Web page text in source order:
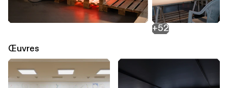
+52
Œuvres